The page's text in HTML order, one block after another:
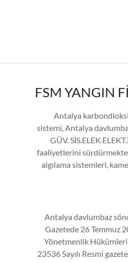
FSM YANGIN
Antalya
sistemi, Antalya
GÜV.
faaliyetlerini
algılama sistemleri,
Antalya davlumbaz
Gazetede 26 Temmuz
Yönetmenlik
23536 Sayılı Resmi